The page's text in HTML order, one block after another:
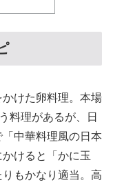
けた卵料理。本場
料理があるが、日
中華料理風の日本
けると「かに玉
もかなり適当。高